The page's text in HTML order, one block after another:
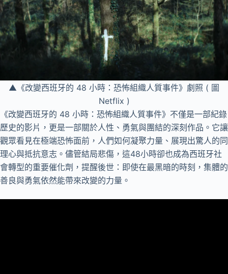
▲《改變西班牙的 48 小時：恐怖組織人質事件》劇照 ( 圖
Netflix )
《改變西班牙的 48 小時：恐怖組織人質事件》不僅是一部紀錄
歷史的影片，更是一部關於人性、勇氣與團結的深刻作品。它讓
觀眾看見在極端恐怖面前，人們如何凝聚力量、展現出驚人的同
理心與抵抗意志。儘管結局悲傷，這48小時卻也成為西班牙社
會轉型的重要催化劑，提醒後世：即使在最黑暗的時刻，集體的
善良與勇氣依然能帶來改變的力量。